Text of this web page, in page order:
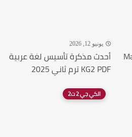
يونيو 12, 2026
أحدث مذكرة تأسيس لغة عربية
KG2 PDF ترم ثاني 2025
الكي جي 2 ت2